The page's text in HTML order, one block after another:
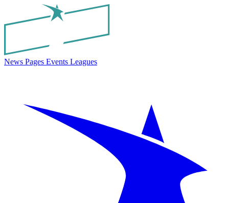
News Pages Events Leagues